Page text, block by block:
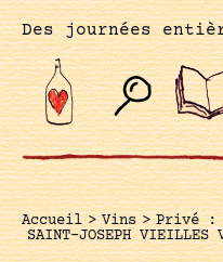
Des journées
Accueil > Vins > Privé :
SAINT-JOSEPH VIEILLES